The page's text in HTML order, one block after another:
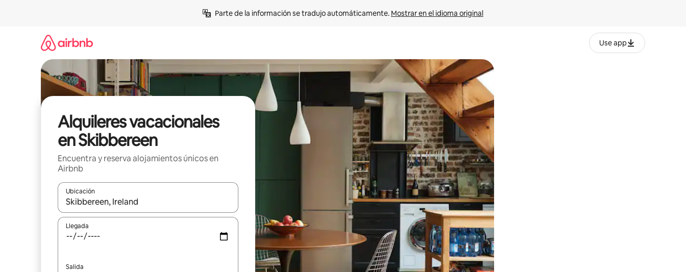
Parte de la información se tradujo automáticamente. Mostrar en el idioma original
Use app
Alquileres vacacionales
en Skibbereen
Encuentra y reserva alojamientos únicos en
Airbnb
Ubicación
Cuando los resultados estén disponibles, navega con las teclas de flecha hacia arriba y hacia abajo o explora con el tacto o desliza el dedo.
Llegada
Salida